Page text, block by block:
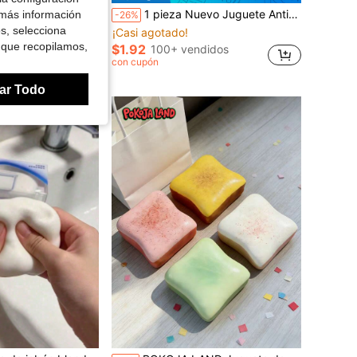
de coco, súper suave, hecha a mano, de lenta subida, juguete para apretar y aliviar el estrés (Azul) -26% 1 pieza Nuevo Juguete Anti-estrés de Rebote Lento Suave y Jugoso con Forma de Tostada de Fresa, Adecuado para Regalo de Cumpleaños, Pascua, Día de San Valentín
¡Casi agotado!
$1.92 100+ vendidos
con cupón
en Silicona Juguetes para apretar para adolescente #1 Más vendidos en Silicona Juguetes novedosos y de broma para ado
información
selecciona
recopilamos,
Todo